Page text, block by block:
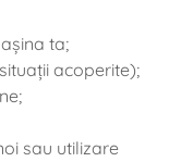
ta;
acoperite);
sau utilizare